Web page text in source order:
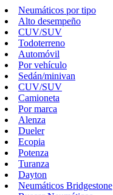
Neumáticos por tipo
Alto desempeño
CUV/SUV
Todoterreno
Automóvil
Por vehículo
Sedán/minivan
CUV/SUV
Camioneta
Por marca
Alenza
Dueler
Ecopia
Potenza
Turanza
Dayton
Neumáticos Bridgestone